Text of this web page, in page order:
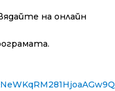
на онлайн